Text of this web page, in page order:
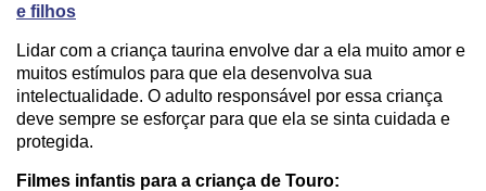
e filhos
Lidar com a criança taurina envolve dar a ela muito amor e
muitos estímulos para que ela desenvolva sua
intelectualidade. O adulto responsável por essa criança
deve sempre se esforçar para que ela se sinta cuidada e
protegida.
Filmes infantis para a criança de Touro: